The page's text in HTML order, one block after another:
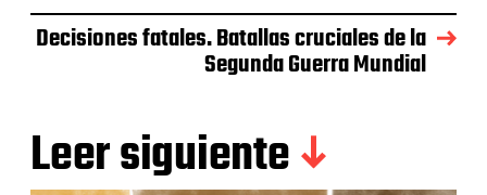
Decisiones fatales. Batallas cruciales de la
Segunda Guerra Mundial
Leer siguiente